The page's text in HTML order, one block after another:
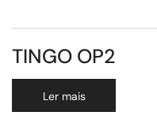
TINGO OP2
Ler mais